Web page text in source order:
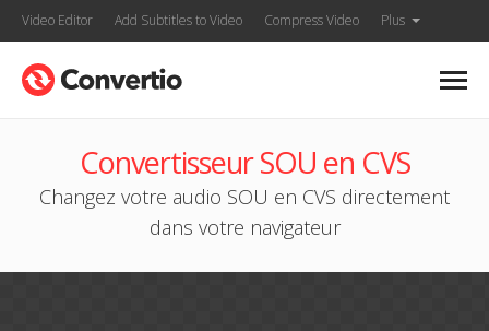
Video Editor Add Subtitles to Video Compress Video Plus
Convertisseur SOU en CVS
Changez votre audio SOU en CVS directement
dans votre navigateur